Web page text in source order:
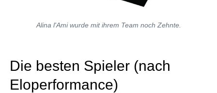
Alina l'Ami wurde mit ihrem Team noch Zehnte.
Die besten Spieler (nach
Eloperformance)